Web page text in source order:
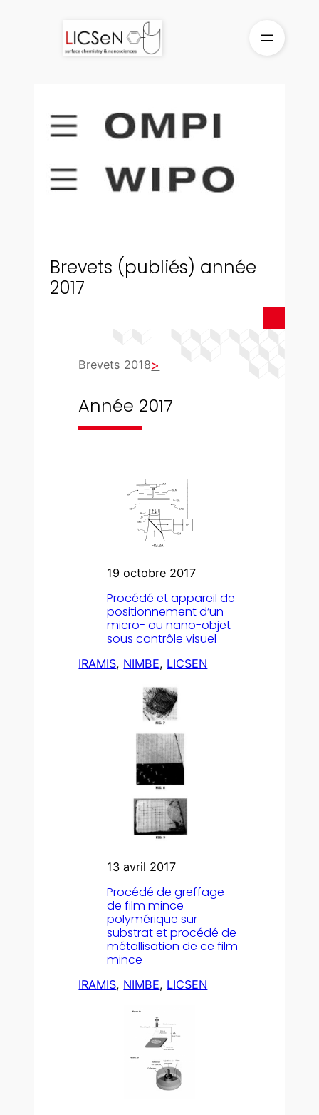
Brevets (publiés) année
2017
Brevets 2018
Année 2017
19 octobre 2017
Procédé et appareil de
positionnement d’un
micro- ou nano-objet
sous contrôle visuel
IRAMIS, NIMBE, LICSEN
13 avril 2017
Procédé de greffage
de film mince
polymérique sur
substrat et procédé de
métallisation de ce film
mince
IRAMIS, NIMBE, LICSEN